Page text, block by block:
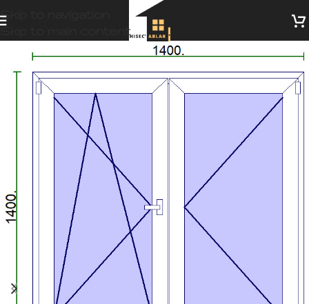
Skip to navigation
Skip to main content